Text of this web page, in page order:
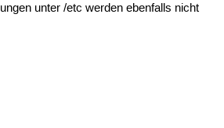
unter /etc werden ebenfalls nicht